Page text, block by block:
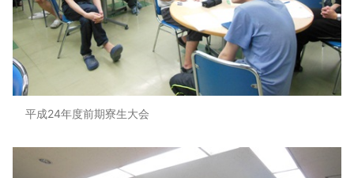
平成24年度前期寮生大会